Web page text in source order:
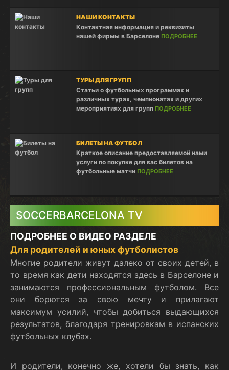
НАШИ КОНТАКТЫ
Контактная информация и реквизиты
нашей фирмы в Барселоне ПОДРОБНЕЕ
ТУРЫ ДЛЯ ГРУПП
Статьи о футбольных программах и
различных турах, чемпионатах и других
мероприятиях для групп ПОДРОБНЕЕ
БИЛЕТЫ НА ФУТБОЛ
Краткое описание предоставляемой нами
услуги по покупке для вас билетов на
футбольные матчи ПОДРОБНЕЕ
SOCCERBARCELONA TV
ПОДРОБНЕЕ О ВИДЕО РАЗДЕЛЕ
Для родителей и юных футболистов
Многие родители живут далеко от своих детей, в
то время как дети находятся здесь в Барселоне и
занимаются профессиональным футболом. Все
они борются за свою мечту и прилагают
максимум усилий, чтобы добиться выдающихся
результатов, благодаря тренировкам в испанских
футбольных клубах.
И родители, конечно же, хотели бы знать, как